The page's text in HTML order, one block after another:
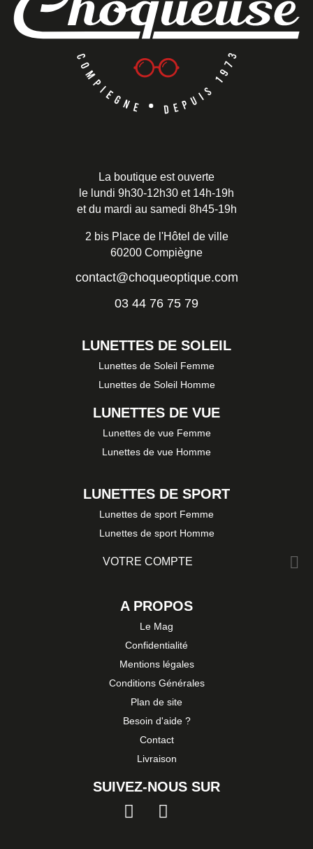
La boutique est ouverte
le lundi 9h30-12h30 et 14h-19h
et du mardi au samedi 8h45-19h
2 bis Place de l'Hôtel de ville
60200 Compiègne
contact@choqueoptique.com
03 44 76 75 79
LUNETTES DE SOLEIL
Lunettes de Soleil Femme
Lunettes de Soleil Homme
LUNETTES DE VUE
Lunettes de vue Femme
Lunettes de vue Homme
LUNETTES DE SPORT
Lunettes de sport Femme
Lunettes de sport Homme
VOTRE COMPTE 
A PROPOS
Le Mag
Confidentialité
Mentions légales
Conditions Générales
Plan de site
Besoin d'aide ?
Contact
Livraison
SUIVEZ-NOUS SUR